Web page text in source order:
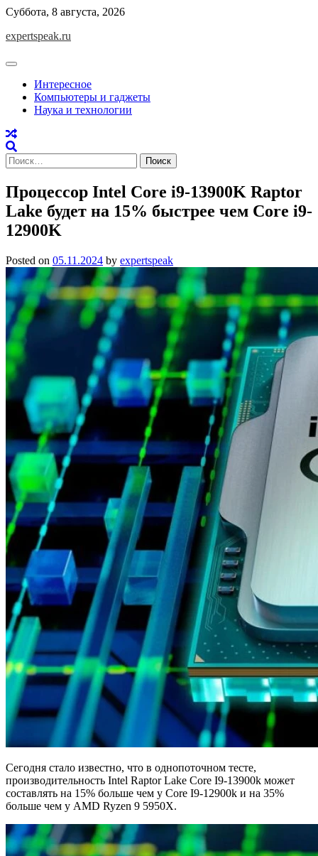
Skip
content
Суббота, 8 августа, 2026
expertspeak.ru
Интересное
Компьютеры и гаджеты
Наука и технологии
Найти:
Процессор Intel Core i9-13900K Raptor
Lake будет на 15% быстрее чем Core i9-
12900K
Posted on 05.11.2024 by expertspeak
Сегодня стало известно, что в однопоточном тесте,
производительность Intel Raptor Lake Core I9-13900k может
составлять на 15% больше чем у Core I9-12900k и на 35%
больше чем у AMD Ryzen 9 5950X.